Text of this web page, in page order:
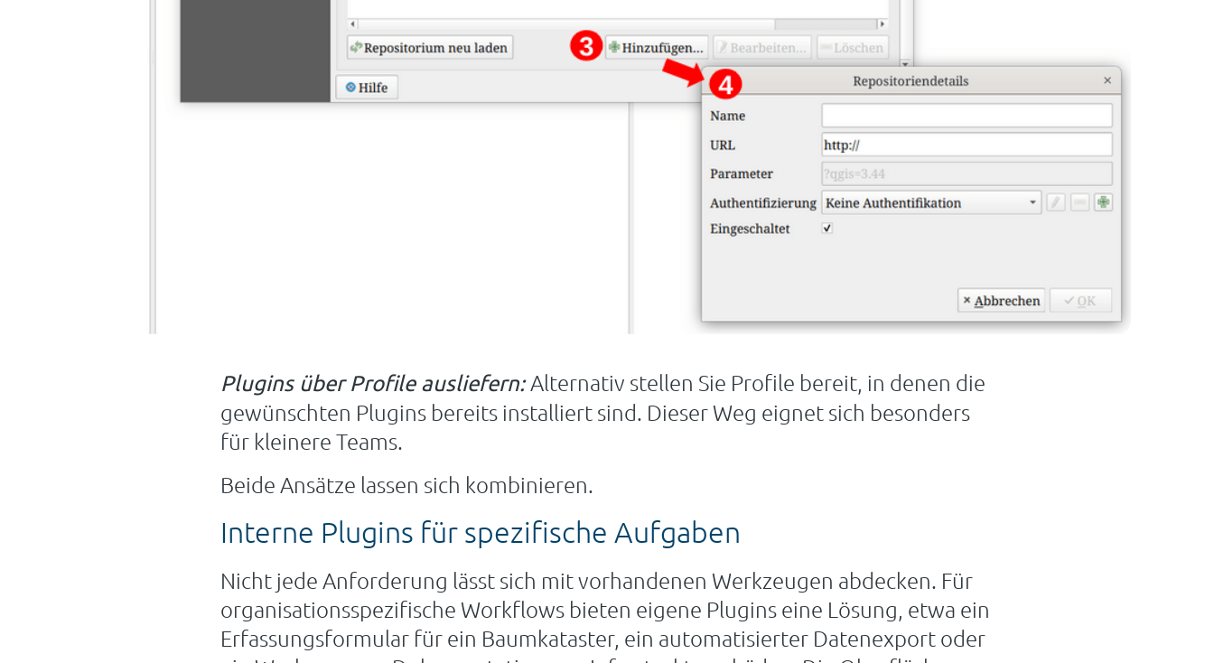
Plugins über Profile ausliefern:Alternativ stellen Sie Profile bereit, in denen die
gewünschten Plugins bereits installiert sind. Dieser Weg eignet sich besonders
für kleinere Teams.
Beide Ansätze lassen sich kombinieren.
Interne Plugins für spezifische Aufgaben
Nicht jede Anforderung lässt sich mit vorhandenen Werkzeugen abdecken. Für
organisationsspezifische Workflows bieten eigene Plugins eine Lösung, etwa ein
Erfassungsformular für ein Baumkataster, ein automatisierter Datenexport oder